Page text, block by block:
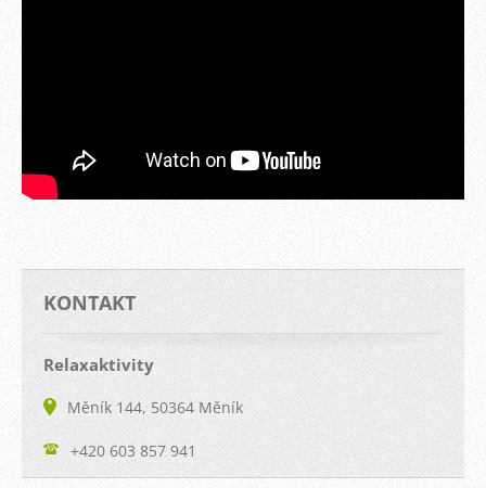
KONTAKT
Relaxaktivity
Měník 144, 50364 Měník
+420 603 857 941